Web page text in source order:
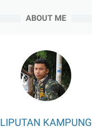
ABOUT ME
LIPUTAN KAMPUNG